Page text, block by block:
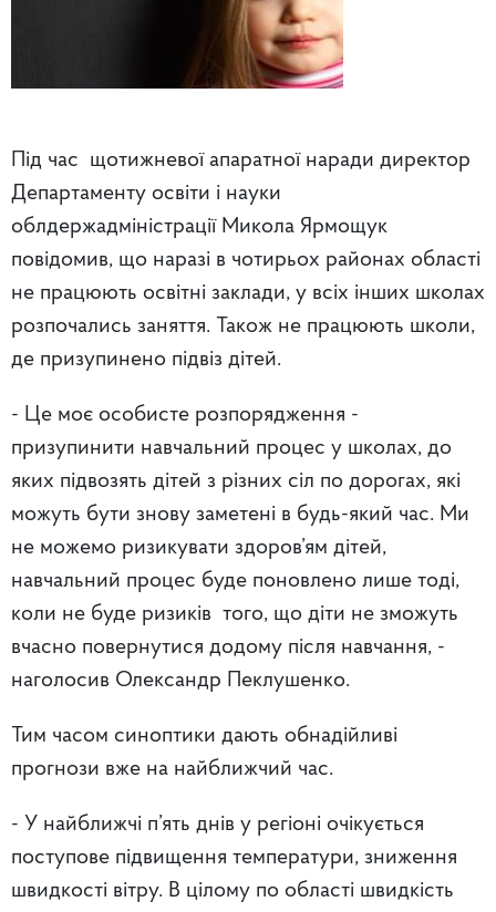
Під час щотижневої апаратної наради директор
Департаменту освіти і науки
облдержадміністрації Микола Ярмощук
повідомив, що наразі в чотирьох районах області
не працюють освітні заклади, у всіх інших школах
розпочались заняття. Також не працюють школи,
де призупинено підвіз дітей.
- Це моє особисте розпорядження -
призупинити навчальний процес у школах, до
яких підвозять дітей з різних сіл по дорогах, які
можуть бути знову заметені в будь-який час. Ми
не можемо ризикувати здоров’ям дітей,
навчальний процес буде поновлено лише тоді,
коли не буде ризиків того, що діти не зможуть
вчасно повернутися додому після навчання, -
наголосив Олександр Пеклушенко.
Тим часом синоптики дають обнадійливі
прогнози вже на найближчий час.
- У найближчі п’ять днів у регіоні очікується
поступове підвищення температури, зниження
швидкості вітру. В цілому по області швидкість